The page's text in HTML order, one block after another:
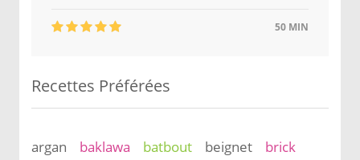
50 MIN
Recettes Préférées
argan baklawa batbout beignet brick